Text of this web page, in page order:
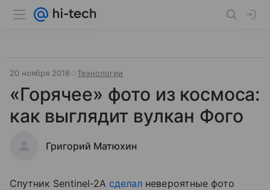
20 ноября 2018 Технологии
«Горячее» фото из космоса:
как выглядит вулкан Фого
Григорий Матюхин
Спутник Sentinel-2A сделал невероятные фото